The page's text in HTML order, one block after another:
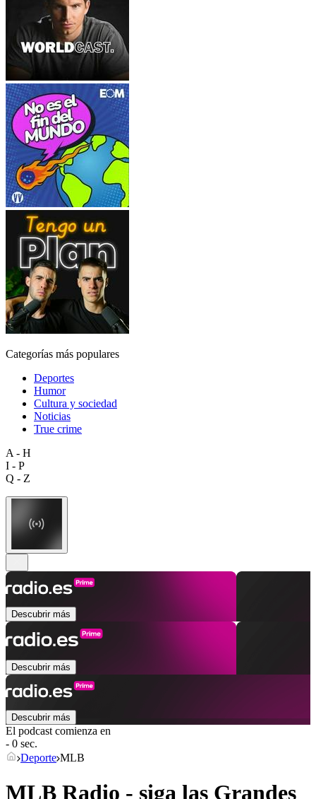
Categorías más populares
Deportes
Humor
Cultura y sociedad
Noticias
True crime
A - H
I - P
Q - Z
Descubrir más
Descubrir más
Descubrir más
El podcast comienza en
- 0 sec.
Deporte MLB
MLB Radio - siga las Grandes